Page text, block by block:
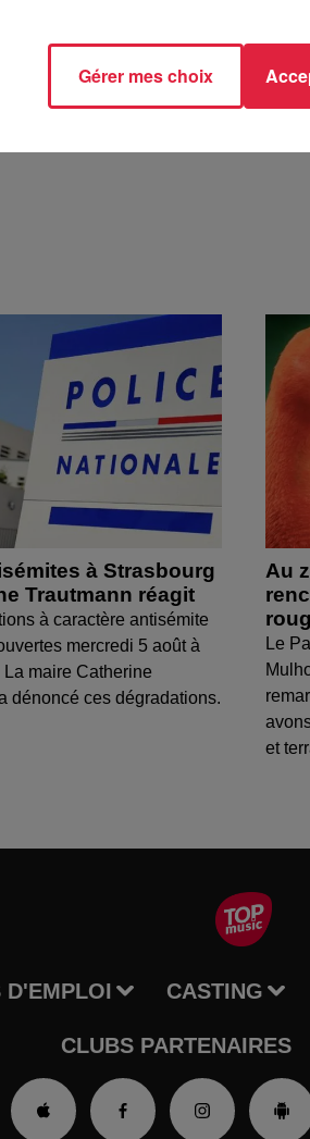
en détention provisoire. Les trois
2024 à 15h45 Julia Clementz
à Strasbourg
Trautmann réagit
à caractère antisémite
mercredi 5 août à
La maire Catherine
dénoncé ces dégradations.
Au
Le
et
D'EMPLOI CASTING
CLUBS PARTENAIRES
Gérer mes choix